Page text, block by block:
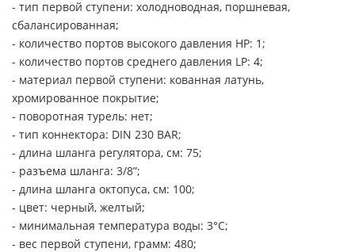
- тип первой ступени: холодноводная, поршневая,
сбалансированная;
- количество портов высокого давления HP: 1;
- количество портов среднего давления LP: 4;
- материал первой ступени: кованная латунь,
хромированное покрытие;
- поворотная турель: нет;
- тип коннектора: DIN 230 BAR;
- длина шланга регулятора, см: 75;
- разъема шланга: 3/8”;
- длина шланга октопуса, см: 100;
- цвет: черный, желтый;
- минимальная температура воды: 3°C;
- вес первой ступени, грамм: 480;